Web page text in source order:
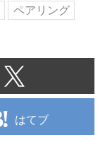
ペアリング
はてブ